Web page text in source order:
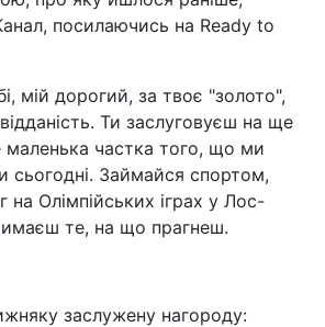
посилаючись на Ready to
мій дорогий, за твоє "золото",
Ти заслуговуєш на ще
частка того, що ми
Займайся спортом,
на Олімпійських іграх у Лос-
те, на що прагнеш.
заслужену нагороду: